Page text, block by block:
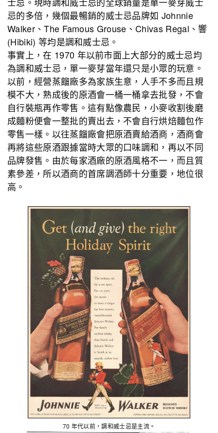
忌的多倍，幾個最暢銷的威士忌品牌如 Johnnie
Walker、The Famous Grouse、Chivas Regal、響
(Hibiki) 等均是調和威士忌。
事實上，在 1970 年以前市面上大部分的威士忌均
為調和威士忌，單一麥芽當年還只是小眾的玩意。
以前，經營蒸餾廠多為家族生意，人手不多而且規
模不大，熟成後的原酒會一桶一桶拿去批發，不會
自行裝瓶再作零售。這有點像農民，小麥收割後磨
成麵粉便會一整批的賣出去，不會自行烘焙麵包作
零售一樣。以往蒸餾廠會把原酒賣給酒商，酒商會
再將這些原酒跟據當時大眾的口味調和，再以不同
品牌發售。由於每家酒廠的原酒風格不一，而且質
素參差，所以酒商的首席調酒師十分重要，地位很
高。
70 年代以前，調和威士忌是主流。